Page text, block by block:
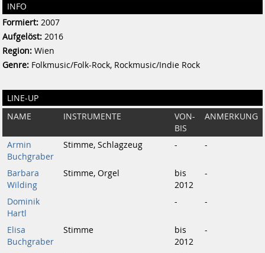
INFO
Formiert: 2007
Aufgelöst: 2016
Region: Wien
Genre: Folkmusic/Folk-Rock, Rockmusic/Indie Rock
LINE-UP
NAME INSTRUMENTE
VON-
BIS
ANMERKUNG
Armin
Buchgraber
Stimme, Schlagzeug - -
Barbara
Wilding
Stimme, Orgel
bis
2012
-
Dominik
Hartl
- -
Elisa
Buchgraber
Stimme
bis
2012
-